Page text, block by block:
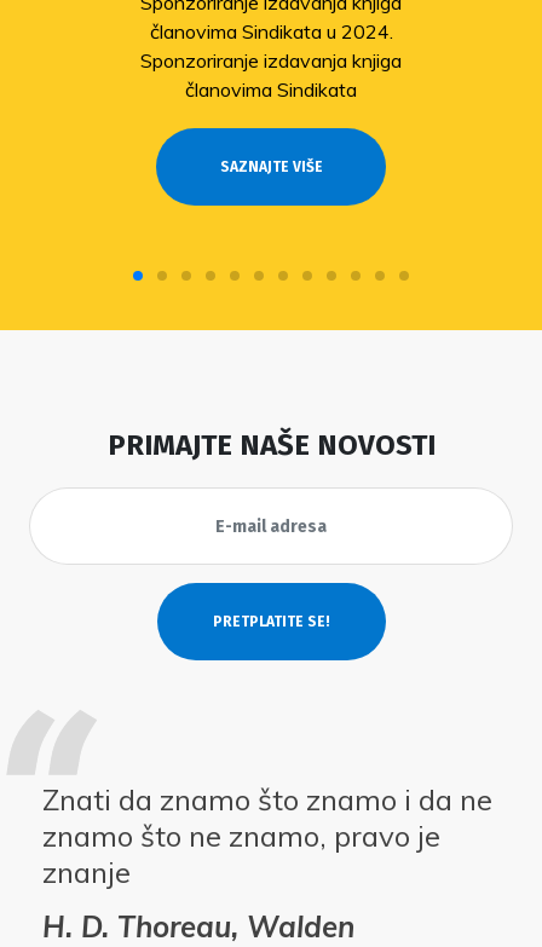
članovima Sindikata u 2024.
Sponzoriranje izdavanja knjiga
članovima Sindikata
SAZNAJTE VIŠE
PRIMAJTE NAŠE NOVOSTI
Znati da znamo što znamo i da ne
znamo što ne znamo, pravo je
znanje
H. D. Thoreau, Walden